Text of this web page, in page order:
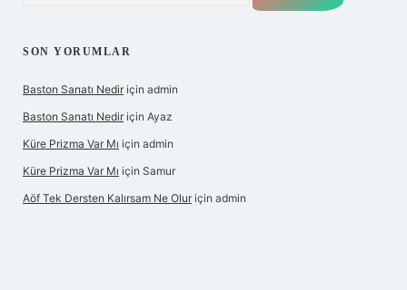
SON YORUMLAR
Baston Sanatı Nedir için admin
Baston Sanatı Nedir için Ayaz
Küre Prizma Var Mı için admin
Küre Prizma Var Mı için Samur
Aöf Tek Dersten Kalırsam Ne Olur için admin